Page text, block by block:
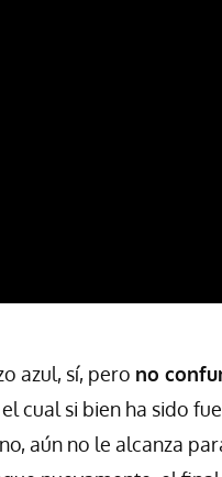
azul, sí, pero no
el cual si bien ha sido
aún no le alcanza